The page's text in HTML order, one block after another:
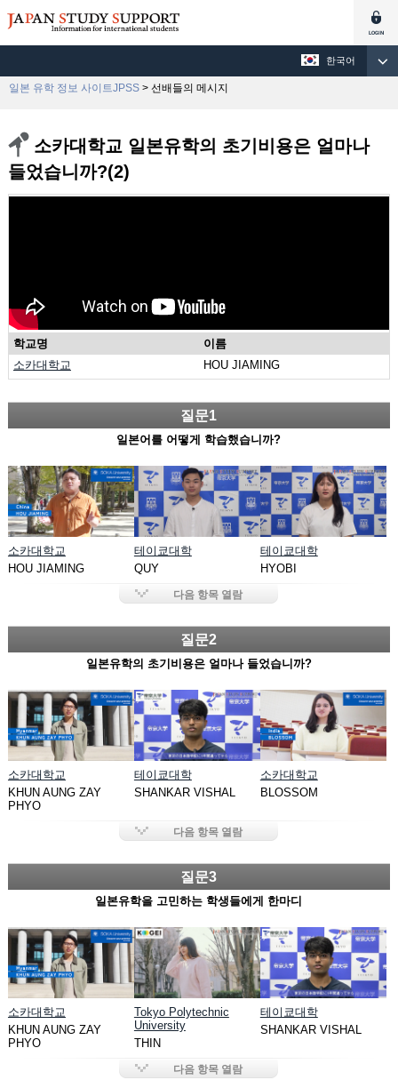
한국어
일본 유학 정보 사이트JPSS > 선배들의 메시지
소카대학교 일본유학의 초기비용은 얼마나
들었습니까?(2)
학교명 이름
소카대학교 HOU JIAMING
질문1
일본어를 어떻게 학습했습니까?
소카대학교
HOU JIAMING
테이쿄대학
QUY
테이쿄대학
HYOBI
다음 항목 열람
질문2
일본유학의 초기비용은 얼마나 들었습니까?
소카대학교
KHUN AUNG ZAY
PHYO
테이쿄대학
SHANKAR VISHAL
소카대학교
BLOSSOM
다음 항목 열람
질문3
일본유학을 고민하는 학생들에게 한마디
소카대학교
KHUN AUNG ZAY
PHYO
Tokyo Polytechnic
University
THIN
테이쿄대학
SHANKAR VISHAL
다음 항목 열람